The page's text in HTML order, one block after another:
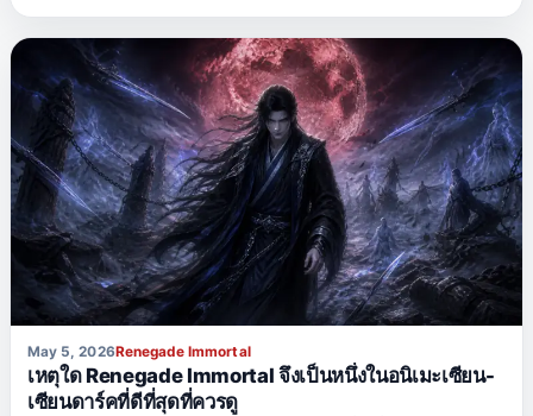
จากตัวเอกหลายๆ ตัวในนิยายแฟนตาซี Wang Lin ไม่ได้พึ่งพา
พรสวรรค์โดยกำเนิด เชื้อสายขุนนาง หรือโชคลาภที่ได้มาง่ายๆ
ความแข็งแกร่งของเขามาจากสิ่งเหล่านั้น
May 5, 2026Renegade Immortal
เหตุใด Renegade Immortal จึงเป็นหนึ่งในอนิเมะเซียน-
เซียนดาร์คที่ดีที่สุดที่ควรดู